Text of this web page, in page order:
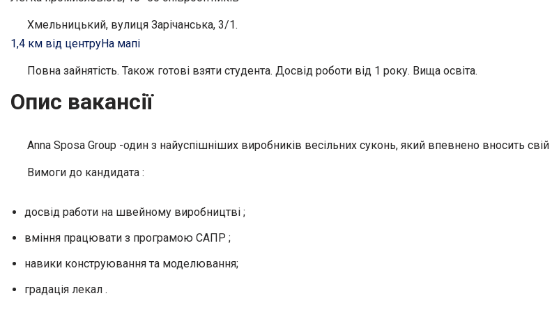
Хмельницький, вулиця Зарічанська, 3/1.
1,4 км від центруНа мапі
Повна зайнятість. Також готові взяти студента. Досвід роботи від 1 року. Вища освіта.
Опис вакансії
Anna Sposa Group -один з найуспішніших виробників весільних суконь, який впевнено вносить свій
Вимоги до кандидата :
досвід работи на швейному виробництві ;
вміння працювати з програмою САПР ;
навики конструювання та моделювання;
градація лекал .